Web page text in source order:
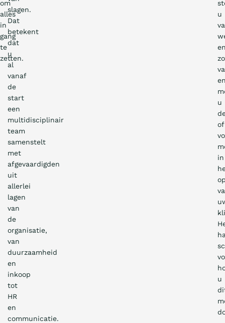
om
alles
in
gang
te
zetten.
slagen.
Dat
betekent
dat
u
al
vanaf
de
start
een
multidisciplinair
team
samenstelt
met
afgevaardigden
uit
allerlei
lagen
van
de
organisatie,
van
duurzaamheid
en
inkoop
tot
HR
en
communicatie.
u
u
of
in
u